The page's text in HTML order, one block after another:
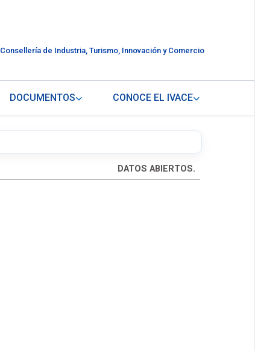
Consellería de Industria, Turismo, Innovación y Comercio
DOCUMENTOS CONOCE EL IVACE
DATOS ABIERTOS.